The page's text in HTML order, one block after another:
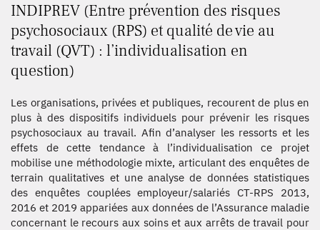
INDIPREV (Entre prévention des risques
psychosociaux (RPS) et qualité de vie au
travail (QVT) : l’individualisation en
question)
Les organisations, privées et publiques, recourent de plus en
plus à des dispositifs individuels pour prévenir les risques
psychosociaux au travail. Afin d’analyser les ressorts et les
effets de cette tendance à l’individualisation ce projet
mobilise une méthodologie mixte, articulant des enquêtes de
terrain qualitatives et une analyse de données statistiques
des enquêtes couplées employeur/salariés CT-RPS 2013,
2016 et 2019 appariées aux données de l’Assurance maladie
concernant le recours aux soins et aux arrêts de travail pour